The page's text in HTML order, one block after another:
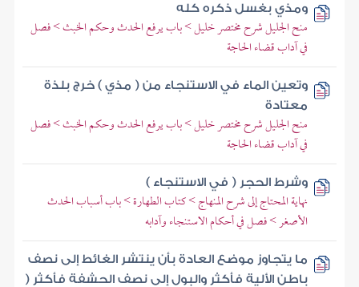
ومذي بغسل ذكره كله
منح الجليل شرح مختصر خليل > باب يرفع الحدث وحكم الخبث > فصل
في آداب قضاء الحاجة
وتعين الماء في الاستنجاء من ( مذي ) خرج بلذة
معتادة
منح الجليل شرح مختصر خليل > باب يرفع الحدث وحكم الخبث > فصل
في آداب قضاء الحاجة
وشرط الحجر ( في الاستنجاء )
نهاية المحتاج إلى شرح المنهاج > كتاب الطهارة > باب أسباب الحدث
الأصغر > فصل في أحكام الاستنجاء وآدابه
ما يتجاوز موضع العادة بأن ينتشر الغائط إلى نصف
باطن الألية فأكثر والبول إلى نصف الحشفة فأكثر (